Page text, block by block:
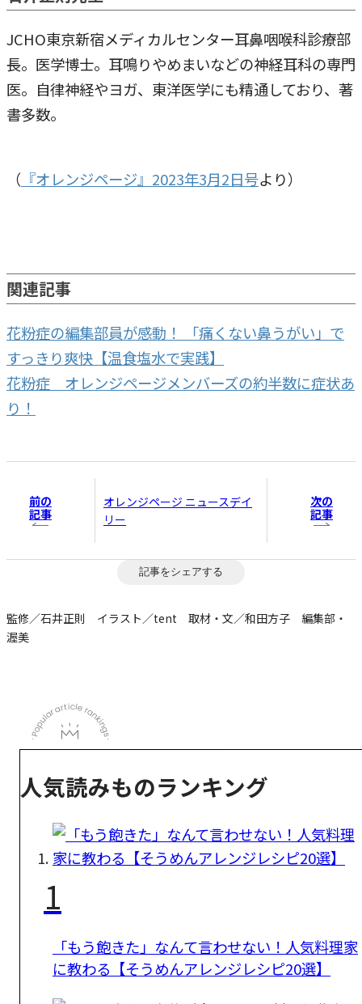
JCHO東京新宿メディカルセンター耳鼻咽喉科診療部
長。医学博士。耳鳴りやめまいなどの神経耳科の専門
医。自律神経やヨガ、東洋医学にも精通しており、著
書多数。
（ 『オレンジページ』2023年3月2日号より）
関連記事
花粉症の編集部員が感動！ 「痛くない鼻うがい」で
すっきり爽快【温食塩水で実践】
花粉症 オレンジページメンバーズの約半数に症状あ
り！
前の
記事
オレンジページ ニュースデイ
リー
次の
記事
記事をシェアする
監修／石井正則 イラスト／tent 取材・文／和田方子 編集部・
渥美
人気読みものランキング
1
「もう飽きた」なんて言わせない！人気料理家
に教わる【そうめんアレンジレシピ20選】